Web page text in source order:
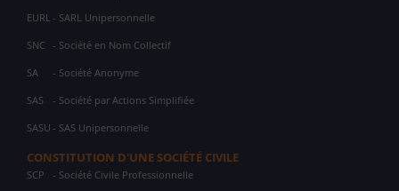
EURL - SARL Unipersonnelle
SNC - Société en Nom Collectif
SA - Société Anonyme
SAS - Société par Actions Simplifiée
SASU - SAS Unipersonnelle
CONSTITUTION D'UNE SOCIÉTÉ CIVILE
SCP - Société Civile Professionnelle